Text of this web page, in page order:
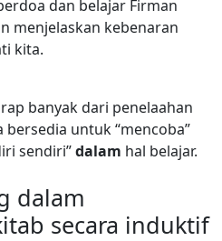
dan belajar Firman
menjelaskan kebenaran
kita.
banyak dari penelaahan
untuk “mencoba”
sendiri”dalam hal belajar.
dalam
secara induktif